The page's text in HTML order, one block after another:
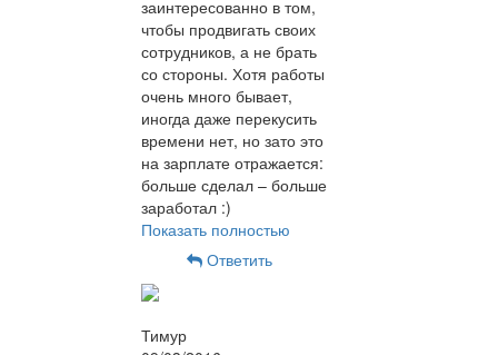
заинтересованно в том,
чтобы продвигать своих
сотрудников, а не брать
со стороны. Хотя работы
очень много бывает,
иногда даже перекусить
времени нет, но зато это
на зарплате отражается:
больше сделал – больше
заработал :)
Показать полностью
Ответить
Тимур